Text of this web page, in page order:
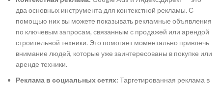
два основных инструмента для контекстной рекламы. С
помощью них вы можете показывать рекламные объявления
по ключевым запросам, связанным с продажей или арендой
строительной техники. Это помогает моментально привлечь
внимание людей, которые уже заинтересованы в покупке или
аренде техники.
Реклама в социальных сетях: Таргетированная реклама в